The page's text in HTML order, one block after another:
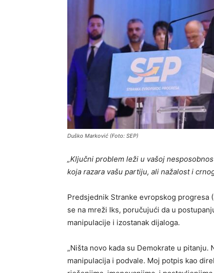
Duško Marković (Foto: SEP)
„Ključni problem leži u vašoj
koja razara vašu partiju, ali nažalost i
Predsjednik Stranke evropskog progresa
se na mreži Iks, poručujući da u
manipulacije i izostanak dijaloga.
„Ništa novo kada su Demokrate u pitanju.
manipulacija i podvale. Moj potpis kao